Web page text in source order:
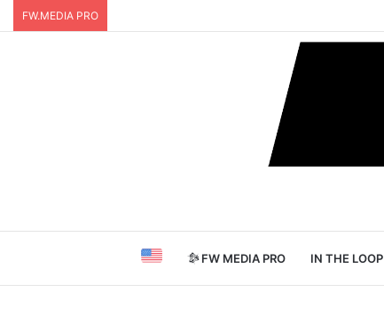
FW.MEDIA PRO
FW MEDIA PRO IN THE LOOP